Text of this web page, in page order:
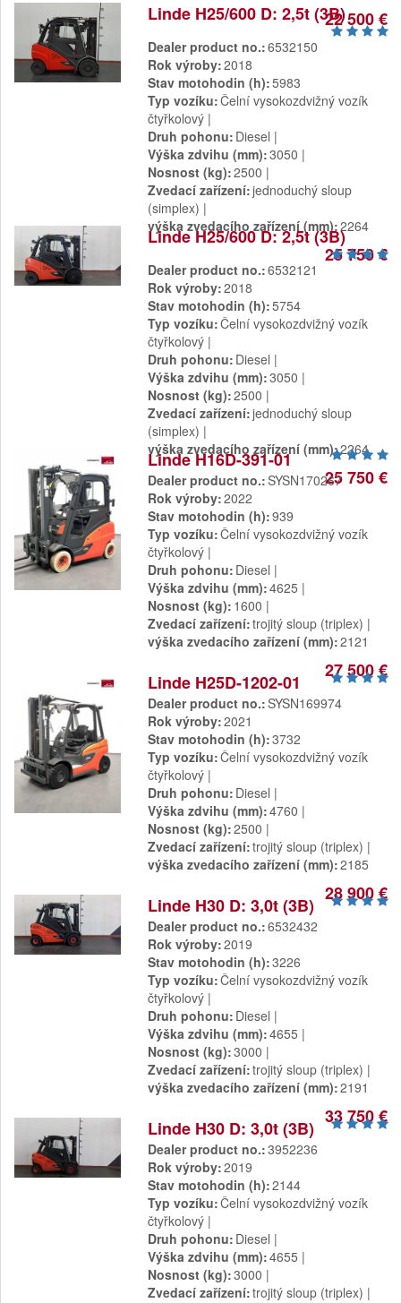
22 500 €
Linde H25/600 D: 2,5t (3B)
Dealer product no. 6532150
Rok výroby 2018
Stav motohodin (h) 5983
Typ vozíku Čelní vysokozdvižný vozík
čtyřkolový
Druh pohonu Diesel
Výška zdvihu (mm) 3050
Nosnost (kg) 2500
Zvedací zařízení jednoduchý sloup
(simplex)
výška zvedacího zařízení (mm) 2264
25 750 €
Linde H25/600 D: 2,5t (3B)
Dealer product no. 6532121
Rok výroby 2018
Stav motohodin (h) 5754
Typ vozíku Čelní vysokozdvižný vozík
čtyřkolový
Druh pohonu Diesel
Výška zdvihu (mm) 3050
Nosnost (kg) 2500
Zvedací zařízení jednoduchý sloup
(simplex)
výška zvedacího zařízení (mm) 2264
25 750 €
Linde H16D-391-01
Dealer product no. SYSN170267
Rok výroby 2022
Stav motohodin (h) 939
Typ vozíku Čelní vysokozdvižný vozík
čtyřkolový
Druh pohonu Diesel
Výška zdvihu (mm) 4625
Nosnost (kg) 1600
Zvedací zařízení trojitý sloup (triplex)
výška zvedacího zařízení (mm) 2121
27 500 €
Linde H25D-1202-01
Dealer product no. SYSN169974
Rok výroby 2021
Stav motohodin (h) 3732
Typ vozíku Čelní vysokozdvižný vozík
čtyřkolový
Druh pohonu Diesel
Výška zdvihu (mm) 4760
Nosnost (kg) 2500
Zvedací zařízení trojitý sloup (triplex)
výška zvedacího zařízení (mm) 2185
28 900 €
Linde H30 D: 3,0t (3B)
Dealer product no. 6532432
Rok výroby 2019
Stav motohodin (h) 3226
Typ vozíku Čelní vysokozdvižný vozík
čtyřkolový
Druh pohonu Diesel
Výška zdvihu (mm) 4655
Nosnost (kg) 3000
Zvedací zařízení trojitý sloup (triplex)
výška zvedacího zařízení (mm) 2191
33 750 €
Linde H30 D: 3,0t (3B)
Dealer product no. 3952236
Rok výroby 2019
Stav motohodin (h) 2144
Typ vozíku Čelní vysokozdvižný vozík
čtyřkolový
Druh pohonu Diesel
Výška zdvihu (mm) 4655
Nosnost (kg) 3000
Zvedací zařízení trojitý sloup (triplex)